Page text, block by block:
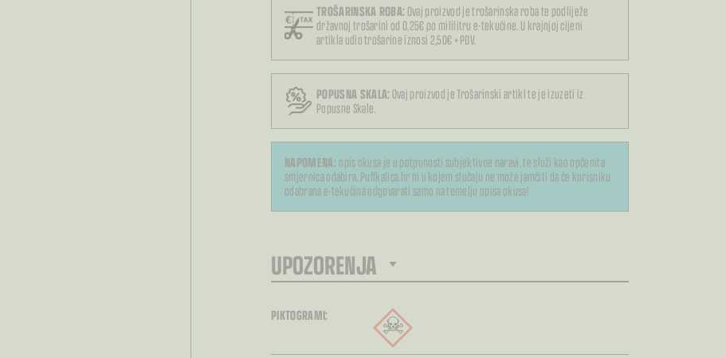
TROŠARINSKA ROBA: Ovaj proizvod je trošarinska roba te podliježe
državnoj trošarini od 0,25€ po mililitru e-tekućine. U krajnjoj cijeni
artikla udio trošarine iznosi 2,50€ + PDV.
POPUSNA SKALA: Ovaj proizvod je Trošarinski artikl te je izuzeti iz
Popusne Skale.
NAPOMENA: opis okusa je u potpunosti subjektivne naravi, te služi kao općenita
smjernica odabira. Puffkalica.hr ni u kojem slučaju ne može jamčiti da će korisniku
odabrana e-tekućina odgovarati samo na temelju opisa okusa!
UPOZORENJA
PIKTOGRAMI: